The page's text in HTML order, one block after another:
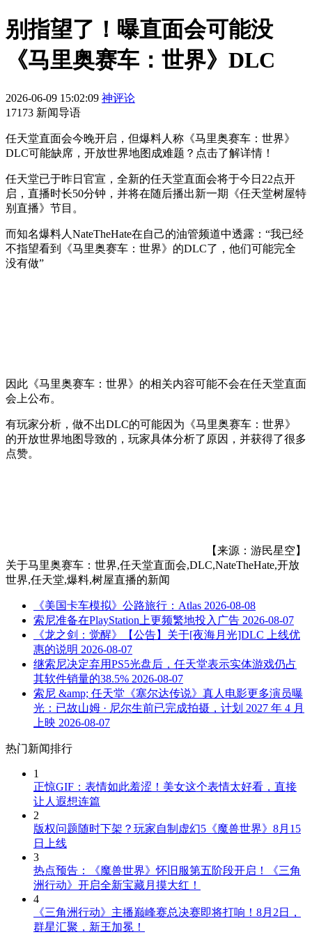
别指望了！曝直面会可能没
《马里奥赛车：世界》DLC
2026-06-09 15:02:09 神评论
17173 新闻导语
任天堂直面会今晚开启，但爆料人称《马里奥赛车：世界》
DLC可能缺席，开放世界地图成难题？点击了解详情！
任天堂已于昨日官宣，全新的任天堂直面会将于今日22点开
启，直播时长50分钟，并将在随后播出新一期《任天堂树屋特
别直播》节目。
而知名爆料人NateTheHate在自己的油管频道中透露：“我已经
不指望看到《马里奥赛车：世界》的DLC了，他们可能完全
没有做”
因此《马里奥赛车：世界》的相关内容可能不会在任天堂直面
会上公布。
有玩家分析，做不出DLC的可能因为《马里奥赛车：世界》
的开放世界地图导致的，玩家具体分析了原因，并获得了很多
点赞。
【来源：游民星空】
关于马里奥赛车：世界,任天堂直面会,DLC,NateTheHate,开放
世界,任天堂,爆料,树屋直播的新闻
《美国卡车模拟》公路旅行：Atlas 2026-08-08
索尼准备在PlayStation上更频繁地投入广告 2026-08-07
《龙之剑：觉醒》【公告】关于[夜海月光]DLC 上线优
惠的说明 2026-08-07
继索尼决定弃用PS5光盘后，任天堂表示实体游戏仍占
其软件销量的38.5% 2026-08-07
索尼 &amp; 任天堂《塞尔达传说》真人电影更多演员曝
光：已故山姆 · 尼尔生前已完成拍摄，计划 2027 年 4 月
上映 2026-08-07
热门新闻排行
1
正惊GIF：表情如此羞涩！美女这个表情太好看，直接
让人遐想连篇
2
版权问题随时下架？玩家自制虚幻5《魔兽世界》8月15
日上线
3
热点预告：《魔兽世界》怀旧服第五阶段开启！《三角
洲行动》开启全新宝藏月摸大红！
4
《三角洲行动》主播巅峰赛总决赛即将打响！8月2日，
群星汇聚，新王加冕！